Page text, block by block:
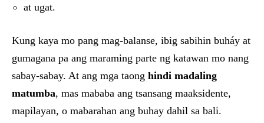
at ugat.
Kung kaya mo pang mag-balanse, ibig sabihin buháy at
gumagana pa ang maraming parte ng katawan mo nang
sabay-sabay. At ang mga taong hindi madaling
matumba, mas mababa ang tsansang maaksidente,
mapilayan, o mabarahan ang buhay dahil sa bali.